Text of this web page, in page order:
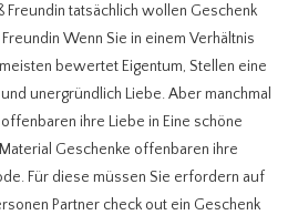
Freundin tatsächlich wollen Geschenk
Wenn Sie in einem Verhältnis
bewertet Eigentum, Stellen eine
unergründlich Liebe. Aber manchmal
ihre Liebe in Eine schöne
Geschenke offenbaren ihre
Für diese müssen Sie erfordern auf
Partner check out ein Geschenk